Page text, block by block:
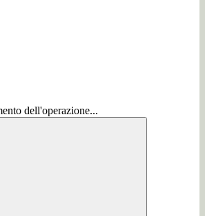
dell'operazione...